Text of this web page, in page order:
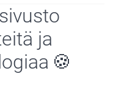
ja
halauksilla ja
kaikkien